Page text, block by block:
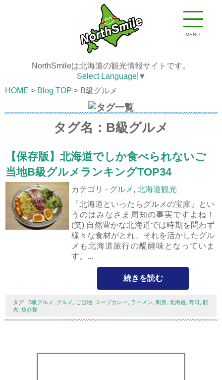
MENU
NorthSmileは北海道の観光情報サイトです。
Select Language ▼
HOME
Blog TOP B級グルメ
タグ名：B級グルメ
【保存版】北海道でしか食べられないご
当地B級グルメランキングTOP34
カテゴリ - グルメ , 北海道観光
『北海道といったらグルメの宝庫』とい
うのはみなさま周知の事実ですよね！
(笑) 自然豊かな北海道では時期を問わず
様々な食材がとれ、それを活かしたグル
メも北海道旅行の醍醐味となっていま
す。...
続きを読む
タグ : B級グルメ グルメ ご当地, スープカレー ラーメン 刺身, 北海道 寿司
観
光, 魚介類